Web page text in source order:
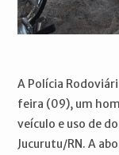
A Polícia
feira (09), um
veículo e uso de
Jucurutu/RN. A